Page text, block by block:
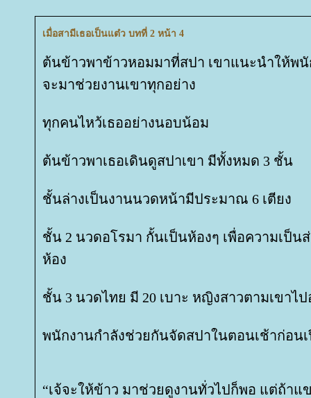
เมื่อสามีเธอเป็นแต๋ว บทที่ 2 หน้า 4
ต้นข้าวพาข้าวหอมมาที่สปา เขาแนะนำให้พ
จะมาช่วยงานเขาทุกอย่าง
ทุกคนไหว้เธออย่างนอบน้อม
ต้นข้าวพาเธอเดินดูสปาเขา มีทั้งหมด 3 ชั้น
ชั้นล่างเป็นงานนวดหน้ามีประมาณ 6 เตียง
ชั้น 2 นวดอโรมา กั้นเป็นห้องๆ เพื่อความเป็น
ห้อง
ชั้น 3 นวดไทย มี 20 เบาะ หญิงสาวตามเขาไ
พนักงานกำลังช่วยกันจัดสปาในตอนเช้าก่อนเ
“เจ้จะให้ข้าว มาช่วยดูงานทั่วไปก็พอ แต่ถ้าแ